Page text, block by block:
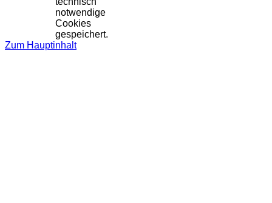
notwendige
Cookies
gespeichert.
Zum Hauptinhalt